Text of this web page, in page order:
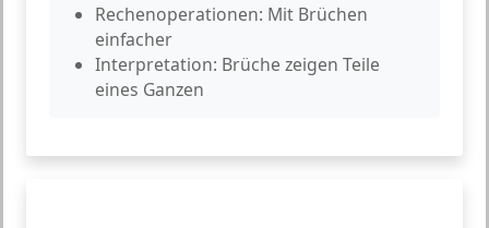
Rechenoperationen: Mit Brüchen
einfacher
Interpretation: Brüche zeigen Teile
eines Ganzen